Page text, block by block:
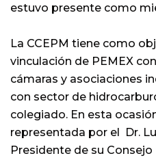
estuvo presente como
La CCEPM tiene como
vinculación de PEMEX
cámaras y asociaciones
con sector de
colegiado. En esta
representada por el Dr.
Presidente de su